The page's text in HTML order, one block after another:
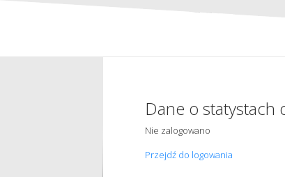
Dane o statystach
Nie zalogowano
Przejdź do logowania